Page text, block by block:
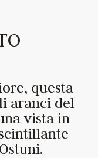
questa
aranci del
vista in